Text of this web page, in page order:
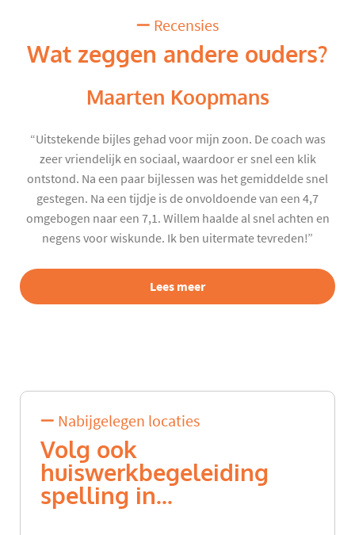
Recensies
Wat zeggen andere ouders?
Maarten Koopmans
“Uitstekende bijles gehad voor mijn zoon. De coach was
zeer vriendelijk en sociaal, waardoor er snel een klik
ontstond. Na een paar bijlessen was het gemiddelde snel
gestegen. Na een tijdje is de onvoldoende van een 4,7
omgebogen naar een 7,1. Willem haalde al snel achten en
negens voor wiskunde. Ik ben uitermate tevreden!”
Lees meer
Nabijgelegen locaties
Volg ook
huiswerkbegeleiding
spelling in...